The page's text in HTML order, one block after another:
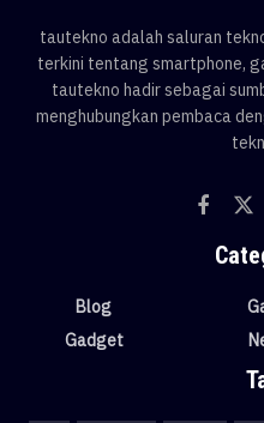
tautekno adalah saluran
terkini tentang smartphone,
tautekno hadir sebagai
menghubungkan pembaca
Blog
Gadget